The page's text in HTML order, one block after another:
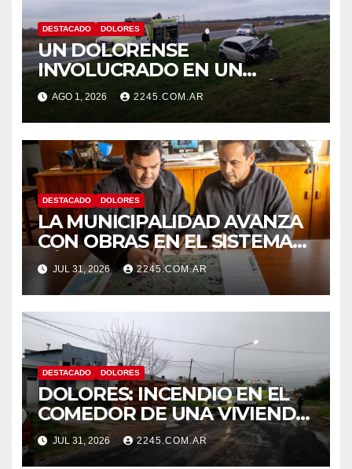
DESTACADO DOLORES
UN DOLORENSE
INVOLUCRADO EN UN
SINIESTRO QUE TERMINÓ
CON DESPISTE Y VUELCO
AGO 1, 2026 2245.COM.AR
DESTACADO DOLORES
LA MUNICIPALIDAD AVANZA
CON OBRAS EN EL SISTEMA
HÍDRICO DE DOLORES
JUL 31, 2026 2245.COM.AR
DESTACADO DOLORES
DOLORES: INCENDIO EN EL
COMEDOR DE UNA VIVIENDA
FUE CONTROLADO POR
BOMBEROS
JUL 31, 2026 2245.COM.AR